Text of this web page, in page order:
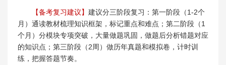
【备考复习建议】 建议分三阶段复习：第一阶段（1-2个
月）通读教材梳理知识框架，标记重点和难点；第二阶段（1
个月）分模块专项突破，大量做题巩固，做题后分析错题对应
的知识点；第三阶段（2周）做历年真题和模拟卷，计时训
练，把握答题节奏。